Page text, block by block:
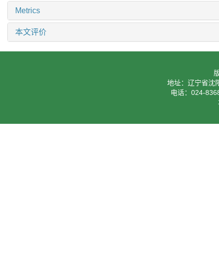
Metrics
本文评价
地址：辽宁省沈
电话：024-